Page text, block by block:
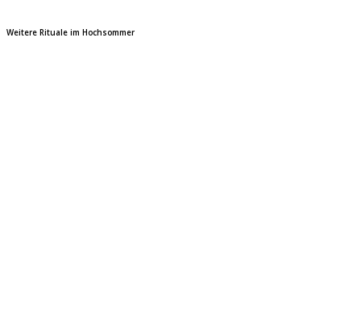
Weitere Rituale im Hochsommer